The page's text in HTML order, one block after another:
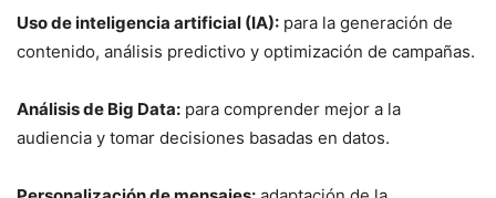
Uso de inteligencia artificial (IA): para la generación de
contenido, análisis predictivo y optimización de campañas.
Análisis de Big Data: para comprender mejor a la
audiencia y tomar decisiones basadas en datos.